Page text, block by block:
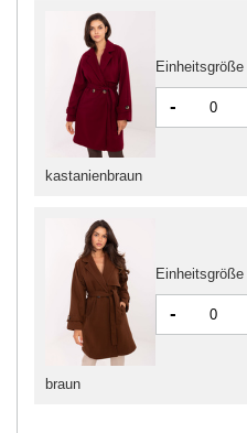
kastanienbraun
Einheitsgröße
-
braun
Einheitsgröße
-